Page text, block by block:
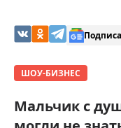
ШОУ-БИЗНЕС
Мальчик с